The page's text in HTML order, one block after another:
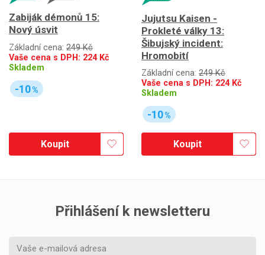
Zabiják démonů 15:
Nový úsvit
Základní cena: 249 Kč
Vaše cena s DPH: 224Kč
Skladem
-10%
Koupit
Jujutsu Kaisen -
Prokleté války 13:
Šibujský incident:
Hromobití
Základní cena: 249 Kč
Vaše cena s DPH: 224Kč
Skladem
-10%
Koupit
Přihlášení k newsletteru